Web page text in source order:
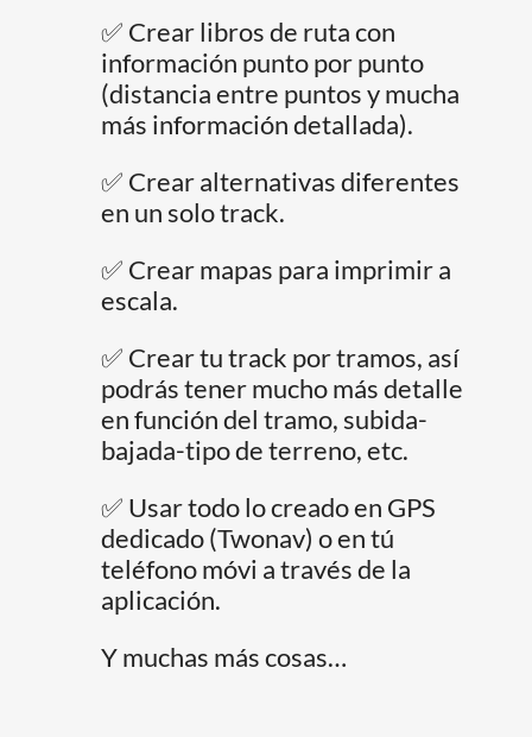
✅ Crear libros de ruta con
información punto por punto
(distancia entre puntos y mucha
más información detallada).
✅ Crear alternativas diferentes
en un solo track.
✅ Crear mapas para imprimir a
escala.
✅ Crear tu track por tramos, así
podrás tener mucho más detalle
en función del tramo, subida-
bajada-tipo de terreno, etc.
✅ Usar todo lo creado en GPS
dedicado (Twonav) o en tú
teléfono móvi a través de la
aplicación.
Y muchas más cosas…